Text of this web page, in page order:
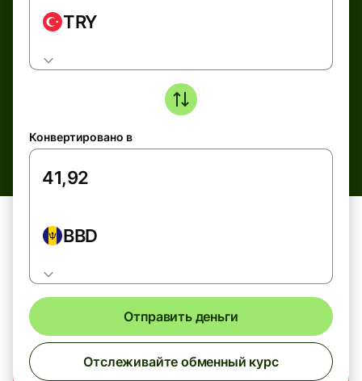
TRY
Конвертировано в
BBD
Отправить деньги
Отслеживайте обменный курс